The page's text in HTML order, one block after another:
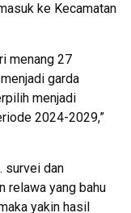
ke Kecamatan
menang 27
garda
menjadi
2024-2029,”
survei dan
relawa yang bahu
yakin hasil